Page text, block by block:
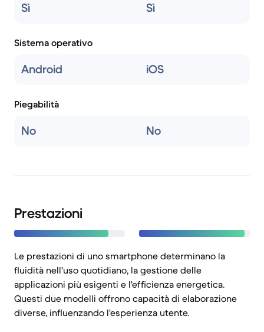
Sì Sì
Sistema operativo
Android iOS
Piegabilità
No No
Prestazioni
Le prestazioni di uno smartphone determinano la
fluidità nell'uso quotidiano, la gestione delle
applicazioni più esigenti e l'efficienza energetica.
Questi due modelli offrono capacità di elaborazione
diverse, influenzando l'esperienza utente.